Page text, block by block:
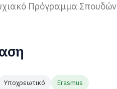
Πρόγραμμα Σπουδών
Υποχρεωτικό Erasmus